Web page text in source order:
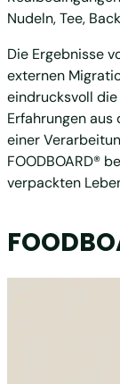
Nudeln, Tee,
Die Ergebnisse
externen
eindrucksvoll
Erfahrungen
einer
FOODBOARD®
verpackten